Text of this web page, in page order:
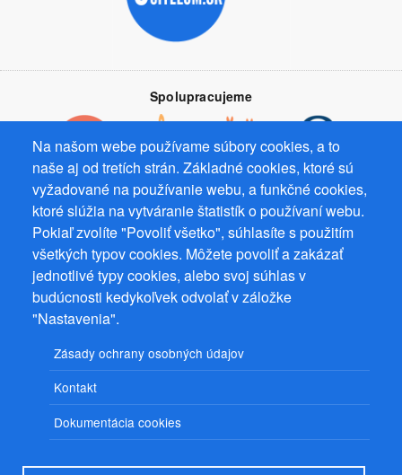
Na našom webe používame súbory cookies, a to
naše aj od tretích strán. Základné cookies, ktoré sú
vyžadované na používanie webu, a funkčné cookies,
ktoré slúžia na vytváranie štatistík o používaní webu.
Pokiaľ zvolíte "Povoliť všetko", súhlasíte s použitím
všetkých typov cookies. Môžete povoliť a zakázať
jednotlivé typy cookies, alebo svoj súhlas v
budúcnosti kedykoľvek odvolať v záložke
"Nastavenia".
Zásady ochrany osobných údajov
Kontakt
Dokumentácia cookies
Spolupracujeme
Prevádzkovateľ: Mgr. Bc. Žaneta Radimecká, MBA, Ostrov 256, 561
22 Ostrov, IČ 08993033, DIČ CZ9161263958
© 2026PuzzleWebss.r.o.